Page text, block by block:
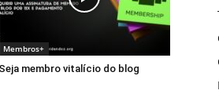
Membros+
Seja membro vitalício do blog